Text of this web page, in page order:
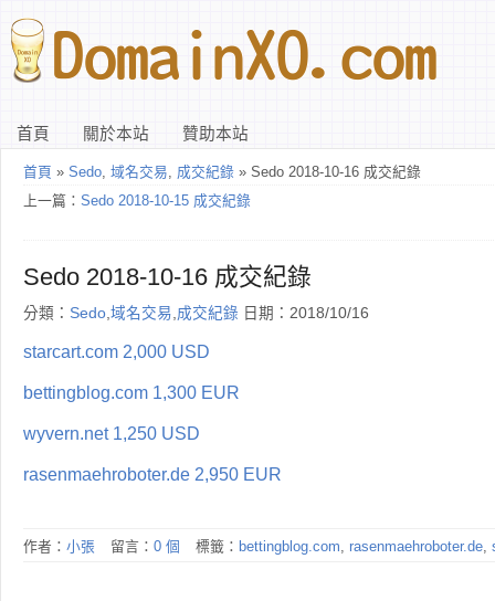
首頁 關於本站 贊助本站
首頁 » Sedo, 域名交易, 成交紀錄 » Sedo 2018-10-16 成交紀錄
上一篇： Sedo 2018-10-15 成交紀錄
Sedo 2018-10-16 成交紀錄
分類： Sedo,域名交易,成交紀錄 日期：2018/10/16
starcart.com 2,000 USD
bettingblog.com 1,300 EUR
wyvern.net 1,250 USD
rasenmaehroboter.de 2,950 EUR
作者： 小張 留言： 0 個 標籤： bettingblog.com, rasenmaehroboter.de,